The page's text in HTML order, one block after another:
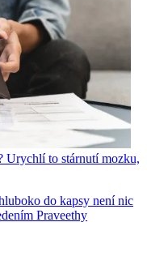
Urychlí to stárnutí mozku,
do kapsy není nic
Praveethy